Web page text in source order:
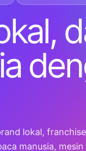
lokal,
manusia,